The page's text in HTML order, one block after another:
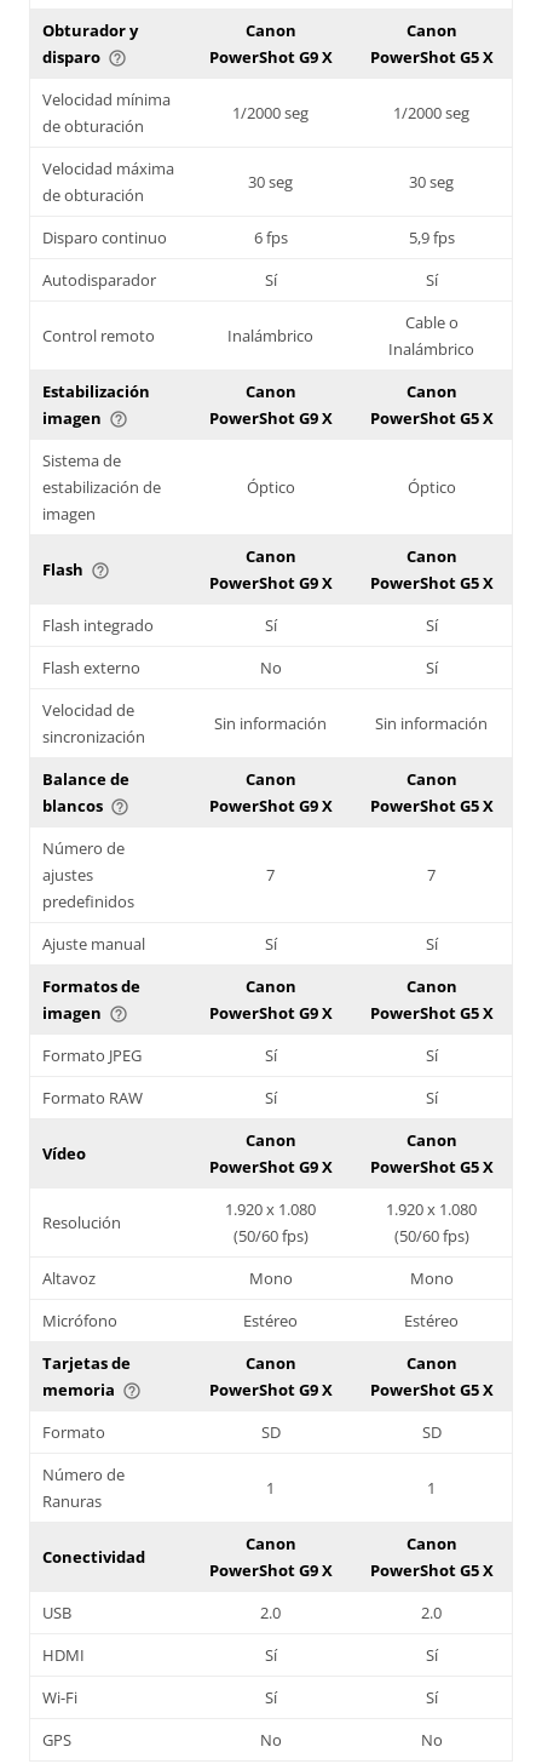
Obturador y
disparo help_outline
Canon
PowerShot G9 X
Canon
PowerShot G5 X
Velocidad mínima
de obturación
1/2000 seg 1/2000 seg
Velocidad máxima
de obturación
30 seg 30 seg
Disparo continuo 6 fps
5,9 fps
Autodisparador
Sí Sí
Control remoto Inalámbrico
Cable o
Inalámbrico
Estabilización
imagen help_outline
Canon
PowerShot G9 X
Canon
PowerShot G5 X
Sistema de
estabilización de
imagen
Óptico Óptico
Flash help_outline
Canon
PowerShot G9 X
Canon
PowerShot G5 X
Flash integrado
Sí
Sí
Flash externo
No
Sí
Velocidad de
sincronización
Sin información Sin información
Balance de
blancos help_outline
Canon
PowerShot G9 X
Canon
PowerShot G5 X
Número de
ajustes
predefinidos
7 7
Ajuste manual Sí
Sí
Formatos de
imagen help_outline
Canon
PowerShot G9 X
Canon
PowerShot G5 X
Formato JPEG
Sí
Sí
Formato RAW
Sí Sí
Vídeo
Canon
PowerShot G9 X
Canon
PowerShot G5 X
Resolución
1.920 x 1.080
(50/60 fps)
1.920 x 1.080
(50/60 fps)
Altavoz
Mono
Mono
Micrófono
Estéreo
Estéreo
Tarjetas de
memoria help_outline
Canon
PowerShot G9 X
Canon
PowerShot G5 X
Formato
SD
SD
Número de
Ranuras
1 1
Conectividad
Canon
PowerShot G9 X
Canon
PowerShot G5 X
USB
2.0
2.0
HDMI
Sí
Sí
Wi-Fi
Sí
Sí
GPS
No No